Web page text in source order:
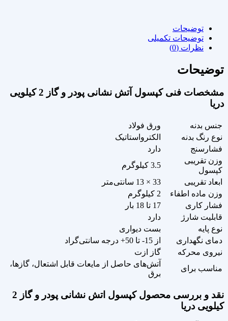
توضیحات
توضیحات تکمیلی
نظرات (0)
توضیحات
مشخصات فنی کپسول آتش نشانی پودر و گاز 2 کیلویی
دریا
جنس بدنه
ورق فولاد
نوع رنگ بدنه
الکترواستاتیک
فشارسنج
دارد
وزن تقریبی
کپسول
3.5 کیلوگرم
ابعاد تقریبی
33 × 13 سانتی‌متر
وزن ماده اطفاء
2 کیلوگرم
فشار کاری
17 تا 18 بار
قابلیت شارژ
دارد
نوع پایه
بست دیواری
دمای نگهداری
از 15- تا 50+ درجه سانتی‌گراد
نیروی محرکه
گاز ازت
مناسب برای
آتش‌های حاصل از مایعات قابل اشتعال، گاز‌ها،
برق
نقد و بررسی محصول کپسول اتش نشانی پودر و گاز 2
کیلویی دریا